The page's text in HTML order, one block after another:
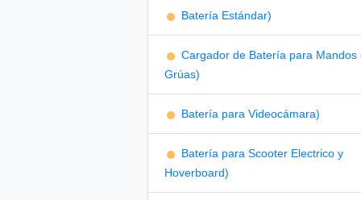
Batería Estándar)
Cargador de Batería para Mandos
Grúas)
Batería para Videocámara)
Batería para Scooter Electrico y
Hoverboard)